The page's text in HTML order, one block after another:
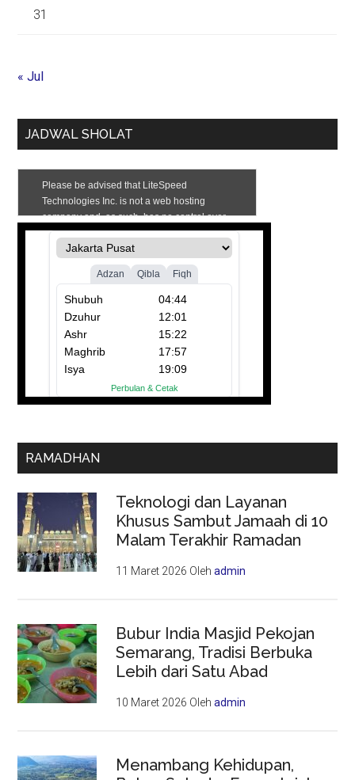
31
« Jul
JADWAL SHOLAT
RAMADHAN
Teknologi dan Layanan
Khusus Sambut Jamaah di 10
Malam Terakhir Ramadan
11 Maret 2026 Olehadmin
Bubur India Masjid Pekojan
Semarang, Tradisi Berbuka
Lebih dari Satu Abad
10 Maret 2026 Olehadmin
Menambang Kehidupan,